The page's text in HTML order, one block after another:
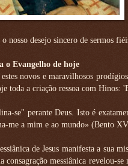
nosso desejo sincero de sermos
o Evangelho de hoje
estes novos e maravilhosos
toda a criação ressoa com Hinos:
se" perante Deus. Isto é
me a mim e ao mundo» (Bento
de Jesus manifesta a
consagração messiânica revelou-